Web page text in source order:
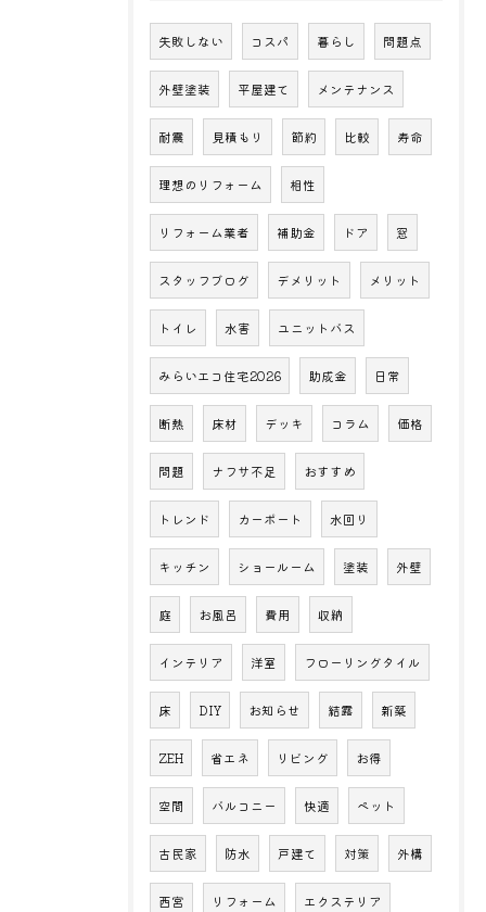
失敗しない コスパ 暮らし 問題点
外壁塗装 平屋建て メンテナンス
耐震 見積もり 節約 比較 寿命
理想のリフォーム 相性
リフォーム業者 補助金 ドア 窓
スタッフブログ デメリット メリット
トイレ 水害 ユニットバス
みらいエコ住宅2026 助成金 日常
断熱 床材 デッキ コラム 価格
問題 ナフサ不足 おすすめ
トレンド カーポート 水回り
キッチン ショールーム 塗装 外壁
庭 お風呂 費用 収納
インテリア 洋室 フローリングタイル
床 DIY お知らせ 結露 新築
ZEH 省エネ リビング お得
空間 バルコニー 快適 ペット
古民家 防水 戸建て 対策 外構
西宮 リフォーム エクステリア